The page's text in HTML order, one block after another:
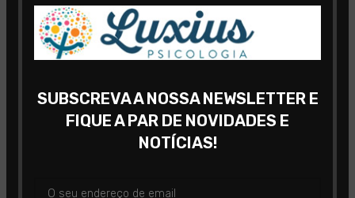
SUBSCREVA A NOSSA NEWSLETTER E
FIQUE A PAR DE NOVIDADES E
NOTÍCIAS!